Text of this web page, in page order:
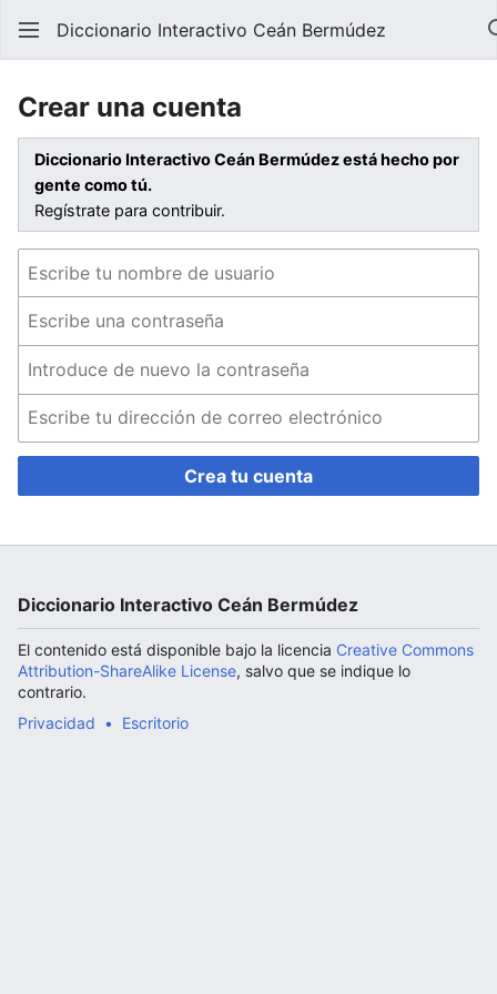
Abrir menú principal
Diccionario Interactivo Ceán Bermúdez
Crear una cuenta
Diccionario Interactivo Ceán Bermúdez está hecho por
gente como tú.
Regístrate para contribuir.
Crea tu cuenta
Diccionario Interactivo Ceán Bermúdez
El contenido está disponible bajo la licencia Creative Commons
Attribution-ShareAlike License, salvo que se indique lo
contrario.
Privacidad
Escritorio